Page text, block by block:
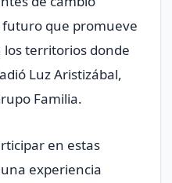
que promueve
los territorios donde
Luz Aristizábal,
Familia.
en estas
experiencia